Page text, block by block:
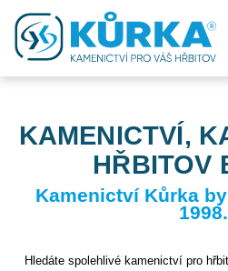
KAMENICTVÍ,
HŘBITOV
Kamenictví Kůrka
1998.
Hledáte spolehlivé kamenictví pro